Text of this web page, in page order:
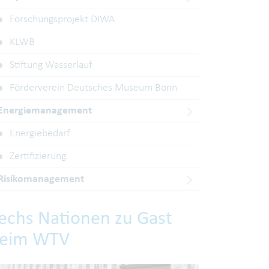
Forschungsprojekt DIWA
KLWB
Stiftung Wasserlauf
Förderverein Deutsches Museum Bonn
Energiebedarf
Zertifizierung
Nationen zu Gast
WTV